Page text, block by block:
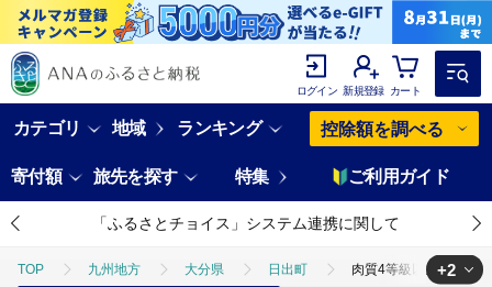
ログイン 新規登録 カート
カテゴリ 地域 ランキング 控除額を調べる
寄付額 旅先を探す 特集 ご利用ガイド
「ふるさとチョイス」システム連携に関して
TOP 九州地方 大分県 日出町 肉質4等級以上のお肉
+2